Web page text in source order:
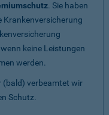
. Sie haben
Krankenversicherung
wenn keine Leistungen
werden.
(bald) verbeamtet wir
Schutz.